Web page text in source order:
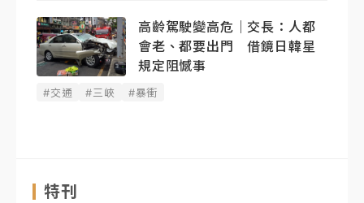
高齡駕駛變高危｜交長：人都
會老、都要出門 借鏡日韓星
規定阻憾事
#交通 #三峽 #暴衝
特刊